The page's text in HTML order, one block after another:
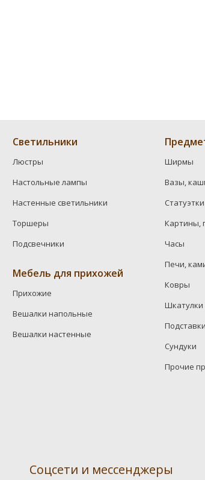
Светильники
Люстры
Настольные лампы
Настенные светильники
Торшеры
Подсвечники
Мебель для прихожей
Прихожие
Вешалки напольные
Вешалки настенные
Ширмы
Вазы,
Статуэтки
Картины,
Часы
Печи,
Ковры
Шкатулки
Сундуки
Прочие
Соцсети и мессенджеры